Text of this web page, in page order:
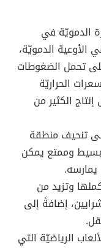
الدمويّة في
الدمويّة،
تحمل الضغوطات
الحراريّة
الكثير من
تنحيف منطقة
بسيط وممتع يمكن
وتزيد من
إضافةً إلى
الرياضيّة التي